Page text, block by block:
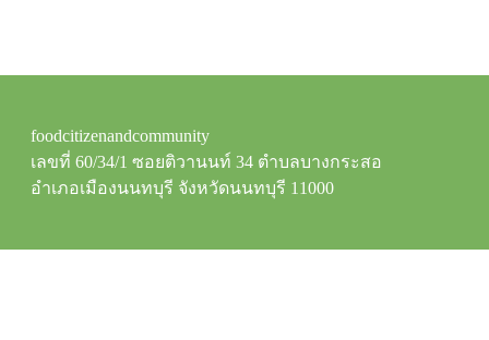
foodcitizenandcommunity
เลขที่ 60/34/1 ซอยติวานนท์ 34 ตำบลบางกระสอ
อำเภอเมืองนนทบุรี จังหวัดนนทบุรี 11000